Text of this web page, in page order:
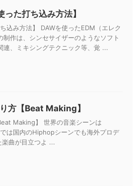
た打ち込み方法】
込み方法】 DAWを使ったEDM（エレク
制作は、シンセサイザーのようなソフト
連、ミキシングテクニック等、覚 ...
方【Beat Making】
Making】 世界の音楽シーンは
は国内のHiphopシーンでも海外プロデ
曲が目立つよ ...